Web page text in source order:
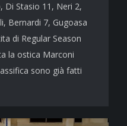
Di Stasio 11, Neri 2,
Bernardi 7, Gugoasa
di Regular Season
la ostica Marconi
sono già fatti